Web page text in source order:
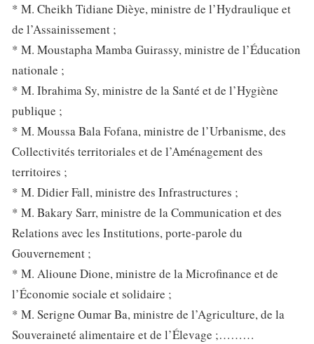
* M. Cheikh Tidiane Dièye, ministre de l’Hydraulique et
de l’Assainissement ;
* M. Moustapha Mamba Guirassy, ministre de l’Éducation
nationale ;
* M. Ibrahima Sy, ministre de la Santé et de l’Hygiène
publique ;
* M. Moussa Bala Fofana, ministre de l’Urbanisme, des
Collectivités territoriales et de l’Aménagement des
territoires ;
* M. Didier Fall, ministre des Infrastructures ;
* M. Bakary Sarr, ministre de la Communication et des
Relations avec les Institutions, porte-parole du
Gouvernement ;
* M. Alioune Dione, ministre de la Microfinance et de
l’Économie sociale et solidaire ;
* M. Serigne Oumar Ba, ministre de l’Agriculture, de la
Souveraineté alimentaire et de l’Élevage ;………